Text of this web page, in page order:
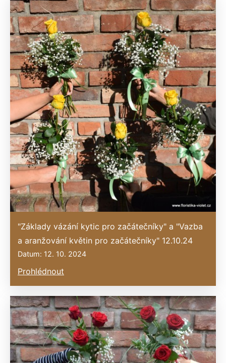
"Základy vázání kytic pro začátečníky" a "Vazba
a aranžování květin pro začátečníky" 12.10.24
Datum: 12. 10. 2024
Prohlédnout